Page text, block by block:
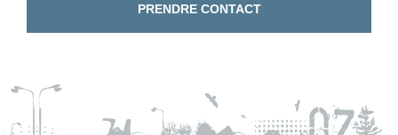
PRENDRE CONTACT